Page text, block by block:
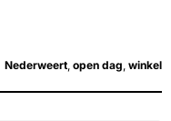
Nederweert, open dag, winkel